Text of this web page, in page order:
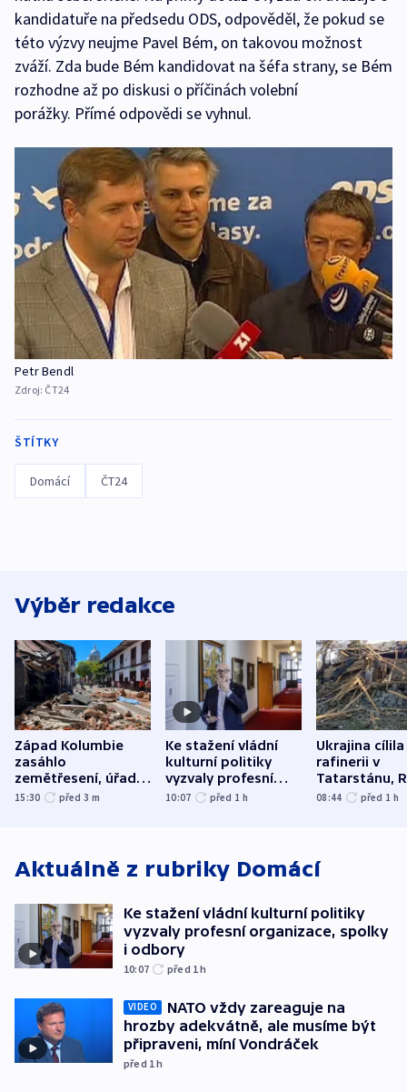
kandidatuře na předsedu ODS, odpověděl, že pokud se
této výzvy neujme Pavel Bém, on takovou možnost
zváží. Zda bude Bém kandidovat na šéfa strany, se Bém
rozhodne až po diskusi o příčinách volební
porážky. Přímé odpovědi se vyhnul.
Petr Bendl
Zdroj: ČT24
ŠTÍTKY
Domácí ČT24
Výběr redakce
Západ Kolumbie
zasáhlo
zemětřesení, úřady
hlásí přes sto obětí
15:30 před 3 m
Ke stažení vládní
kulturní politiky
vyzvaly profesní
organizace, spolky i
10:07 před 1 h
Ukrajina cílila
rafinerii v
Tatarstánu,
útočilo na
08:44 před 1 h
Aktuálně z rubriky Domácí
Ke stažení vládní kulturní politiky
vyzvaly profesní organizace, spolky
i odbory
10:07 před 1h
VIDEO
NATO vždy zareaguje na
hrozby adekvátně, ale musíme být
připraveni, míní Vondráček
před 1h